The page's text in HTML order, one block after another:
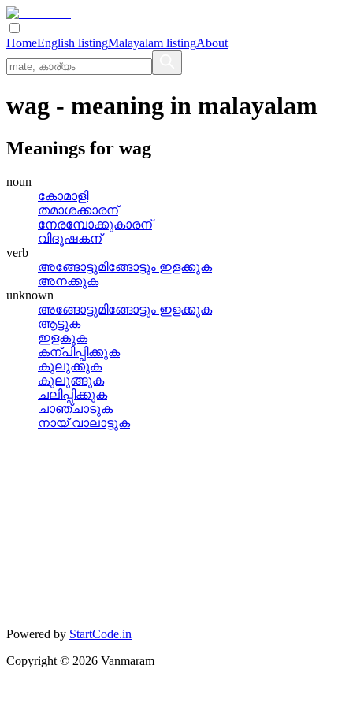
HomeEnglish listingMalayalam listingAbout
wag - meaning in malayalam
Meanings for wag
noun
കോമാളി
തമാശക്കാരന്
നേരമ്പോക്കുകാരന്
വിദൂഷകന്
verb
അങ്ങോട്ടുമിങ്ങോട്ടും ഇളക്കുക
അനക്കുക
unknown
അങ്ങോട്ടുമിങ്ങോട്ടും ഇളക്കുക
ആട്ടുക
ഇളകുക
കന്പിപ്പിക്കുക
കുലുക്കുക
കുലുങ്ങുക
ചലിപ്പിക്കുക
ചാഞ്ചാടുക
നായ് വാലാട്ടുക
Powered by StartCode.in
Copyright © 2026 Vanmaram